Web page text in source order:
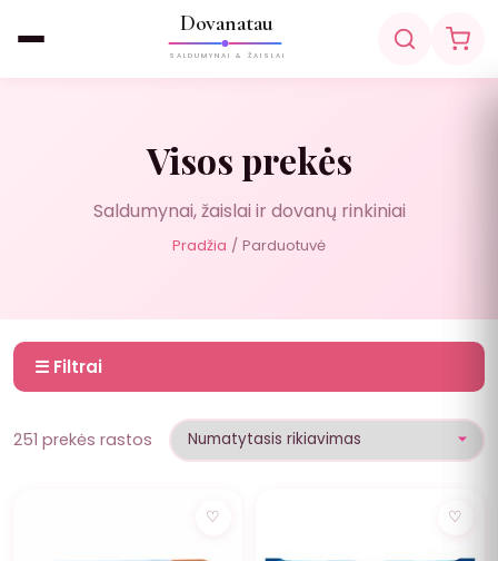
Dovanatau
SALDUMYNAI & ŽAISLAI
Visos prekės
Saldumynai, žaislai ir dovanų rinkiniai
Pradžia / Parduotuvė
☰ Filtrai
251 prekės rastos
♡ ♡